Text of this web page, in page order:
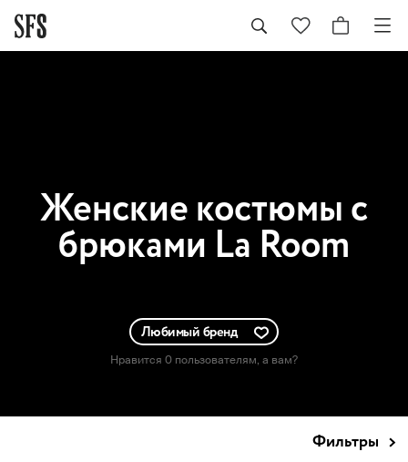
Женскиекостюмы с
брюками La Room
Любимый бренд
Нравится 0 пользователям, а вам?
Фильтры